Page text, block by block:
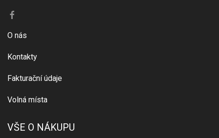
O nás
Kontakty
Fakturační údaje
Volná místa
VŠE O NÁKUPU